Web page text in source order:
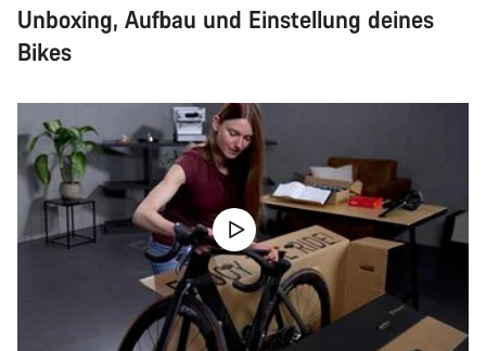
Unboxing, Aufbau und Einstellung deines
Bikes